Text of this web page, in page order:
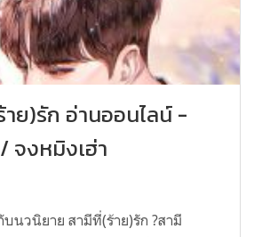
ย)รัก อ่านออนไลน์ -
จงหมิงเฮ่า
บนวนิยาย สามีที่(ร้าย)รัก ?สามี